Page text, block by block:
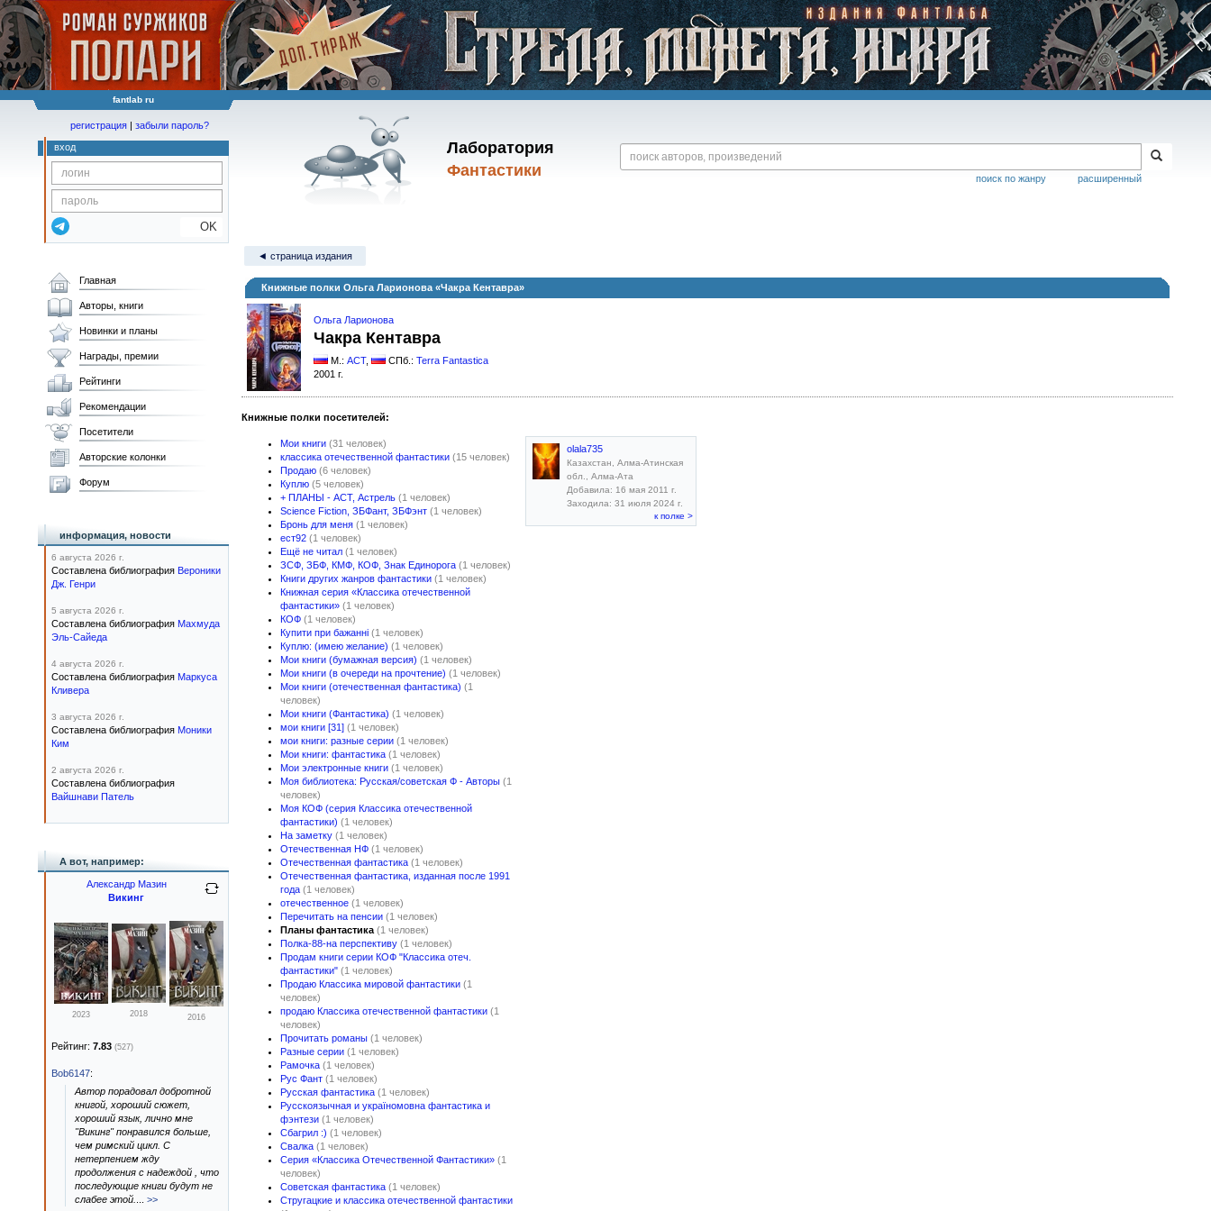
fantlab ru
Лаборатория
Фантастики
расширенный
поиск по жанру
регистрация | забыли пароль?
вход
OK
◄ страница издания
Книжные полки Ольга Ларионова «Чакра Кентавра»
Ольга Ларионова
Чакра Кентавра
М.: АСТ, СПб.: Terra Fantastica
2001 г.
Книжные полки посетителей:
Мои книги (31 человек)
классика отечественной фантастики (15 человек)
Продаю (6 человек)
Куплю (5 человек)
+ ПЛАНЫ - АСТ, Астрель (1 человек)
Science Fiction, ЗБФант, ЗБФэнт (1 человек)
Бронь для меня (1 человек)
ест92 (1 человек)
Ещё не читал (1 человек)
ЗСФ, ЗБФ, КМФ, КОФ, Знак Единорога (1 человек)
Книги других жанров фантастики (1 человек)
Книжная серия «Классика отечественной
фантастики» (1 человек)
КОФ (1 человек)
Купити при бажанні (1 человек)
Куплю: (имею желание) (1 человек)
Мои книги (бумажная версия) (1 человек)
Мои книги (в очереди на прочтение) (1 человек)
Мои книги (отечественная фантастика) (1
человек)
Мои книги (Фантастика) (1 человек)
мои книги [31] (1 человек)
мои книги: разные серии (1 человек)
Мои книги: фантастика (1 человек)
Мои электронные книги (1 человек)
Моя библиотека: Русская/советская Ф - Авторы (1
человек)
Моя КОФ (серия Классика отечественной
фантастики) (1 человек)
На заметку (1 человек)
Отечественная НФ (1 человек)
Отечественная фантастика (1 человек)
Отечественная фантастика, изданная после 1991
года (1 человек)
отечественное (1 человек)
Перечитать на пенсии (1 человек)
Планы фантастика (1 человек)
Полка-88-на перспективу (1 человек)
Продам книги серии КОФ "Классика отеч.
фантастики" (1 человек)
Продаю Классика мировой фантастики (1
человек)
продаю Классика отечественной фантастики (1
человек)
Прочитать романы (1 человек)
Разные серии (1 человек)
Рамочка (1 человек)
Рус Фант (1 человек)
Русская фантастика (1 человек)
Русскоязычная и україномовна фантастика и
фэнтези (1 человек)
Сбагрил :) (1 человек)
Свалка (1 человек)
Серия «Классика Отечественной Фантастики» (1
человек)
Советская фантастика (1 человек)
Стругацкие и классика отечественной фантастики
olala735
Казахстан, Алма-Атинская
обл., Алма-Ата
Добавила: 16 мая 2011 г.
Заходила: 31 июля 2024 г.
к полке >
Главная
Авторы, книги
Новинки и планы
Награды, премии
Рейтинги
Рекомендации
Посетители
Авторские колонки
Форум
информация, новости
6 августа 2026 г.
Составлена библиография Вероники
Дж. Генри
5 августа 2026 г.
Составлена библиография Махмуда
Эль-Сайеда
4 августа 2026 г.
Составлена библиография Маркуса
Кливера
3 августа 2026 г.
Составлена библиография Моники
Ким
2 августа 2026 г.
Составлена библиография
Вайшнави Патель
А вот, например:
Александр Мазин
Викинг
2023 2018 2016
Рейтинг: 7.83 (527)
Bob6147:
Автор порадовал добротной
книгой, хороший сюжет,
хороший язык, лично мне
"Викинг" понравился больше,
чем римский цикл. С
нетерпением жду
продолжения с надеждой , что
последующие книги будут не
слабее этой.
>>